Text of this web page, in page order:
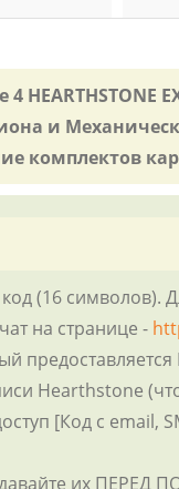
HEARTHSTONE
и
комплектов
(16
на странице -
Hearthstone
[Код с
их